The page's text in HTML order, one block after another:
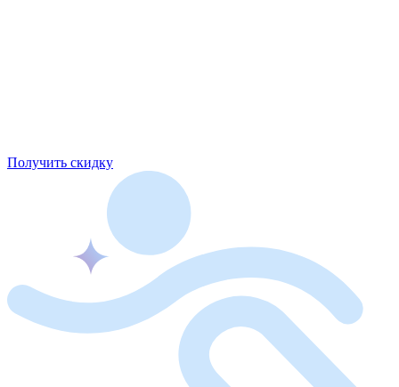
Получить скидку